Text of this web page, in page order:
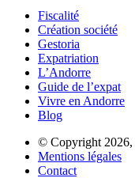
Fiscalité
Création société
Gestoria
Expatriation
L’Andorre
Guide de l’expat
Vivre en Andorre
Blog
© Copyright 2026,
Mentions légales
Contact